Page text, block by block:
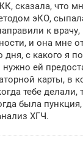
сказала, что
эКО,
к врачу,
и она мне
дня, с какого я
ей
карты, в
тебе делали,
была
ХГЧ.